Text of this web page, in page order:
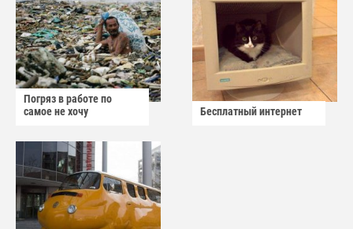
Погряз в работе по
самое не хочу
Бесплатный интернет